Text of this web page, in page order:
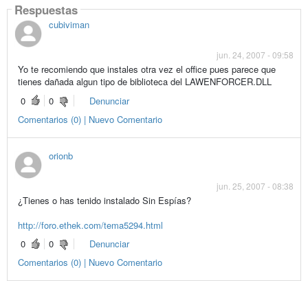
Respuestas
cubiviman
jun. 24, 2007 - 09:58
Yo te recomiendo que instales otra vez el office pues parece que
tienes dañada algun tipo de biblioteca del LAWENFORCER.DLL
0
0
Denunciar
Comentarios (0) | Nuevo Comentario
orionb
jun. 25, 2007 - 08:38
¿Tienes o has tenido instalado Sin Espías?
http://foro.ethek.com/tema5294.html
0
0
Denunciar
Comentarios (0) | Nuevo Comentario